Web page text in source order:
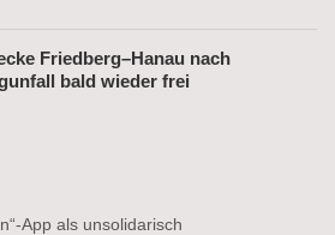
Friedberg–Hanau nach
bald wieder frei
App als unsolidarisch